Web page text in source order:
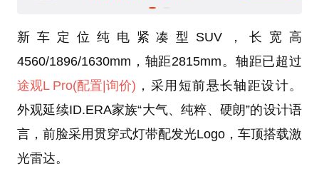
新车定位纯电紧凑型SUV，长宽高
4560/1896/1630mm，轴距2815mm。轴距已超过
途观L Pro(配置|询价) ，采用短前悬长轴距设计。
外观延续ID.ERA家族“大气、纯粹、硬朗”的设计语
言，前脸采用贯穿式灯带配发光Logo，车顶搭载激
光雷达。